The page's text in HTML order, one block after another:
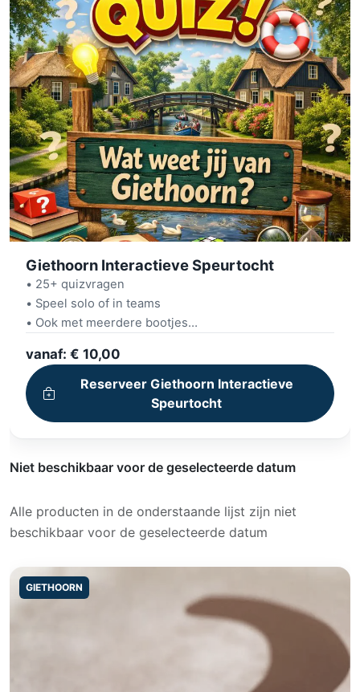
Per team van 2-6 personen heb je 1 code nodig.
Giethoorn Interactieve Speurtocht
• 25+ quizvragen
• Speel solo of in teams
• Ook met meerdere bootjes
• Via onze GamePlayer
• Scores in klassementen zichtbaar
vanaf: € 10,00
Reserveer Giethoorn Interactieve
Speurtocht
Niet beschikbaar voor de geselecteerde datum
Alle producten in de onderstaande lijst zijn niet
beschikbaar voor de geselecteerde datum
GIETHOORN